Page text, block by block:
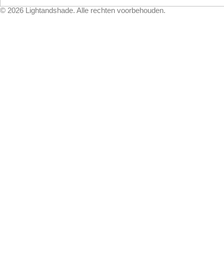
© 2026 Lightandshade. Alle rechten voorbehouden.